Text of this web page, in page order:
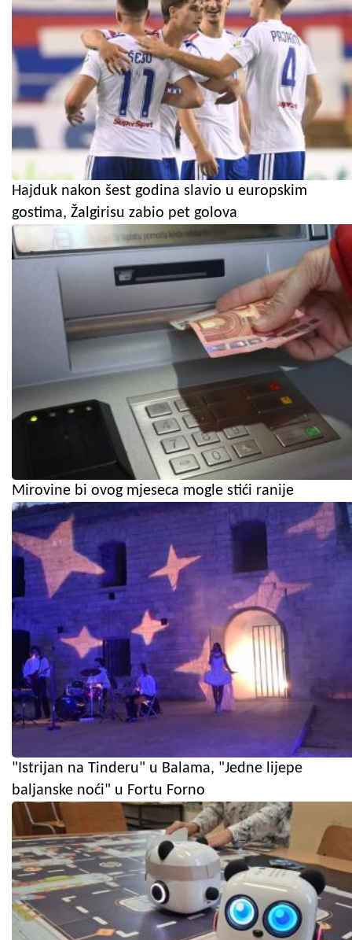
Hajduk nakon šest godina slavio u europskim
gostima, Žalgirisu zabio pet golova
Mirovine bi ovog mjeseca mogle stići ranije
"Istrijan na Tinderu" u Balama, "Jedne lijepe
baljanske noći" u Fortu Forno